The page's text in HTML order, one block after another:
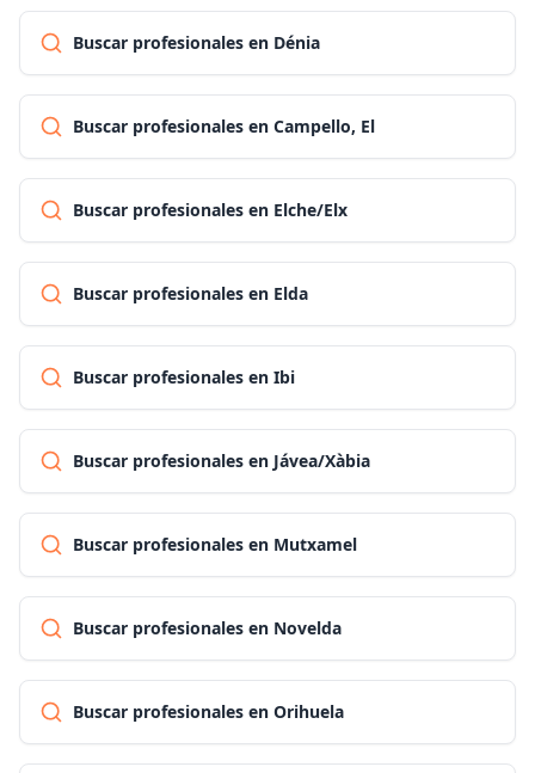
Buscar profesionales en Dénia
Buscar profesionales en Campello, El
Buscar profesionales en Elche/Elx
Buscar profesionales en Elda
Buscar profesionales en Ibi
Buscar profesionales en Jávea/Xàbia
Buscar profesionales en Mutxamel
Buscar profesionales en Novelda
Buscar profesionales en Orihuela